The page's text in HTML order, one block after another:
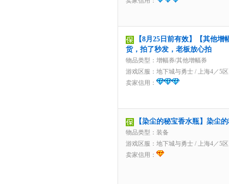
【8月25日前有效】【其他
货，拍了秒发，老板放心拍
物品类型：增幅券/其他增幅券
游戏区服： 地下城与勇士 / 上海4／5区
卖家信用：
【染尘的秘宝香水瓶】染尘
物品类型：装备
游戏区服： 地下城与勇士 / 上海4／5区
卖家信用：